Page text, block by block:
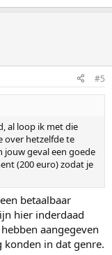
#5
al loop ik met die
over hetzelfde te
jouw geval een goede
(200 euro) zodat je
betaalbaar
hier inderdaad
aangegeven
konden in dat genre.